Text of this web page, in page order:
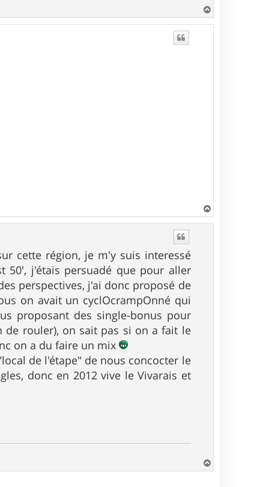
a
a
cette région, je m'y suis interessé
50', j'étais persuadé que pour aller
perspectives, j'ai donc proposé de
on avait un cyclOcrampOnné qui
proposant des single-bonus pour
rouler), on sait pas si on a fait le
on a du faire un mix
de l'étape" de nous concocter le
donc en 2012 vive le Vivarais et
a